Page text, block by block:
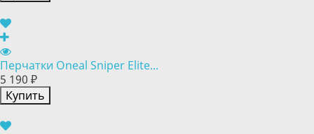
Перчатки Oneal Sniper Elite...
5 190 ₽
Купить